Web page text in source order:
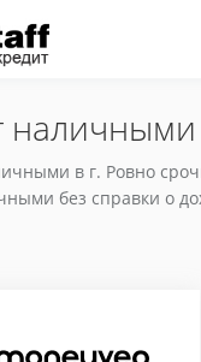
в г. Ровно
без справки о